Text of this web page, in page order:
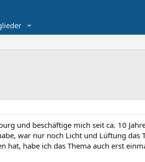
und beschäftige mich seit ca. 10
war nur noch Licht und Lüftung das
hat, habe ich das Thema auch erst